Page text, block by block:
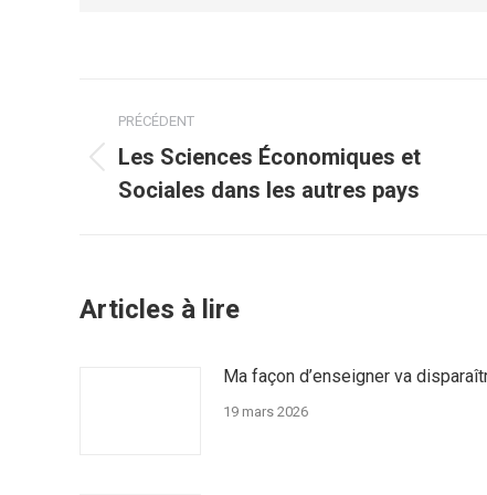
Navigation
article
PRÉCÉDENT
Article
précédent
Les Sciences Économiques et
Sociales dans les autres pays
Articles à lire
Ma façon d’enseigner va
19 mars 2026